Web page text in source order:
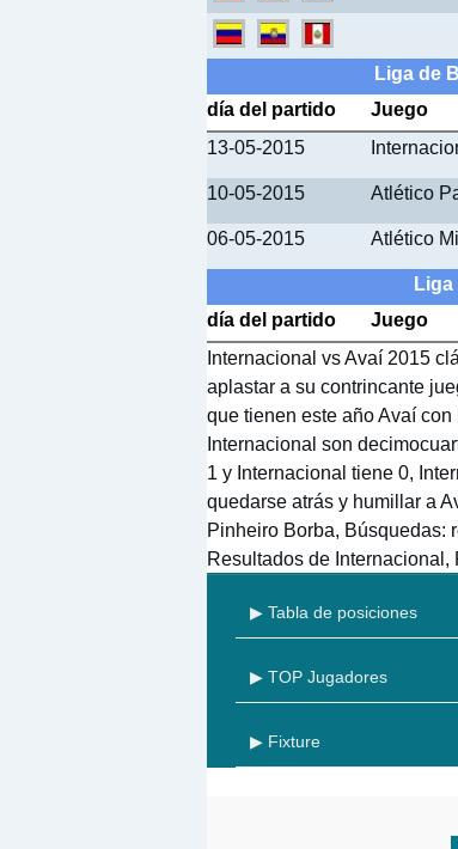
Liga de
día del partido
Juego
13-05-2015
10-05-2015 Atlético
06-05-2015 Atlético
Liga
día del partido
Juego
Internacional vs Avaí 2015
aplastar a su contrincante
que tienen este año Avaí
Internacional son
1 y Internacional tiene 0,
quedarse atrás y humillar a
Pinheiro Borba, Búsquedas:
Resultados de Internacional,
▶ Tabla de posiciones
▶ TOP Jugadores
▶ Fixture